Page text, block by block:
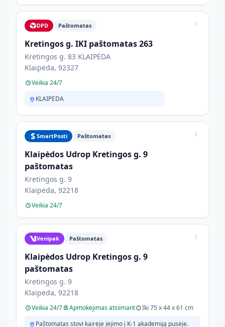
DPD Paštomatas
Kretingos g. IKI paštomatas 263
Kretingos g. 83 KLAIPĖDA
Klaipėda, 92327
Veikia 24/7
KLAIPĖDA
SmartPosti Paštomatas
Klaipėdos Udrop Kretingos g. 9
paštomatas
Kretingos g. 9
Klaipėda, 92218
Veikia 24/7
Venipak Paštomatas
Klaipėdos Udrop Kretingos g. 9
paštomatas
Kretingos g. 9
Klaipėda, 92218
Veikia 24/7 Apmokėjimas atsiimant
Iki 75 x 44 x 61 cm
Paštomatas stovi kairėje įėjimo į K-1 akademiją pusėje.